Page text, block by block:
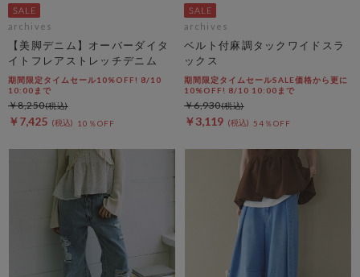
archives
【美脚デニム】オーバーダイタ
イトフレアストレッチデニム
期間限定タイムセール10%OFF! 8/10
10:00まで
￥7,425 10％OFF
￥8,250
archives
ベルト付麻調タックワイドスラ
ックス
期間限定タイムセールSALE価格から更に
10%OFF! 8/10 10:00まで
￥3,119 54％OFF
￥6,930